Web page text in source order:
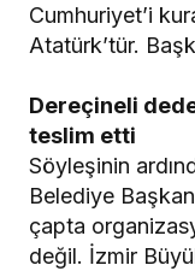
Cumhuriyet’i
Atatürk’tür.
Dereçineli
teslim etti
Söyleşinin
Belediye
çapta
değil. İzmir